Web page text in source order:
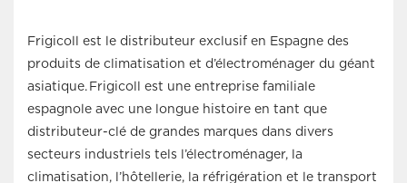
Frigicoll est le distributeur exclusif en Espagne des
produits de climatisation et d’électroménager du géant
asiatique. Frigicoll est une entreprise familiale
espagnole avec une longue histoire en tant que
distributeur-clé de grandes marques dans divers
secteurs industriels tels l’électroménager, la
climatisation, l’hôtellerie, la réfrigération et le transport